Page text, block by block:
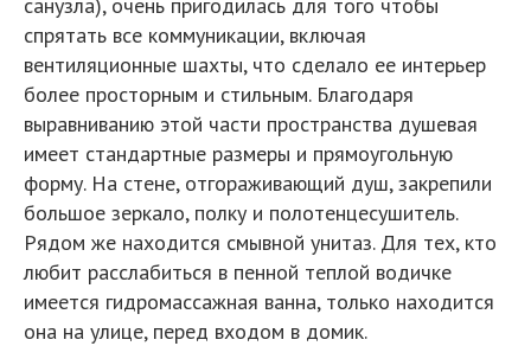
спрятать все коммуникации, включая
вентиляционные шахты, что сделало ее интерьер
более просторным и стильным. Благодаря
выравниванию этой части пространства душевая
имеет стандартные размеры и прямоугольную
форму. На стене, отгораживающий душ, закрепили
большое зеркало, полку и полотенцесушитель.
Рядом же находится смывной унитаз. Для тех, кто
любит расслабиться в пенной теплой водичке
имеется гидромассажная ванна, только находится
она на улице, перед входом в домик.